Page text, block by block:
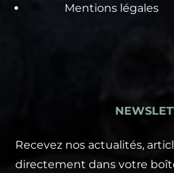
Mentions légales
Recevez nos actualités,
directement dans votre